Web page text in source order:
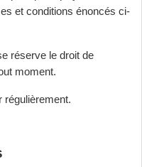
et conditions énoncés ci-
réserve le droit de
moment.
régulièrement.